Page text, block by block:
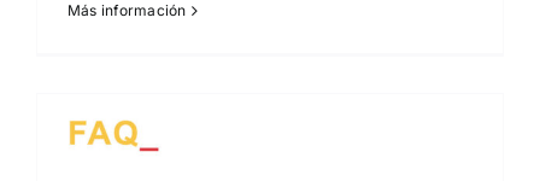
Más información